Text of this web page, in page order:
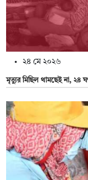
২৪ মে ২০২৬
মৃত্যুর মিছিল থামছেই না, ২৪